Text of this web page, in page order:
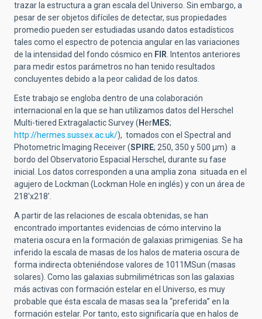
trazar la estructura a gran escala del Universo. Sin embargo, a
pesar de ser objetos difíciles de detectar, sus propiedades
promedio pueden ser estudiadas usando datos estadísticos
tales como el espectro de potencia angular en las variaciones
de la intensidad del fondo cósmico en FIR . Intentos anteriores
para medir estos parámetros no han tenido resultados
concluyentes debido a la peor calidad de los datos.
Este trabajo se engloba dentro de una colaboración
internacional en la que se han utilizamos datos del Herschel
Multi-tiered Extragalactic Survey ( HerMES;
http://hermes.sussex.ac.uk/), tomados con el Spectral and
Photometric Imaging Receiver (SPIRE; 250, 350 y 500 μm) a
bordo del Observatorio Espacial Herschel, durante su fase
inicial. Los datos corresponden a una amplia zona situada en el
agujero de Lockman (Lockman Hole en inglés) y con un área de
218'x218’.
A partir de las relaciones de escala obtenidas, se han
encontrado importantes evidencias de cómo intervino la
materia oscura en la formación de galaxias primigenias. Se ha
inferido la escala de masas de los halos de materia oscura de
forma indirecta obteniéndose valores de 1011MSun (masas
solares). Como las galaxias submilimétricas son las galaxias
más activas con formación estelar en el Universo, es muy
probable que ésta escala de masas sea la “preferida” en la
formación estelar. Por tanto, esto significaría que en halos de